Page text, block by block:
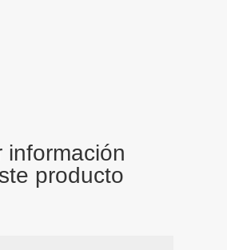
información
producto